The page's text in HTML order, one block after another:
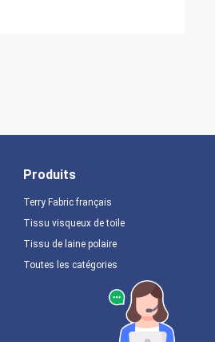
Produits
Terry Fabric français
Tissu visqueux de toile
Tissu de laine polaire
Toutes les catégories